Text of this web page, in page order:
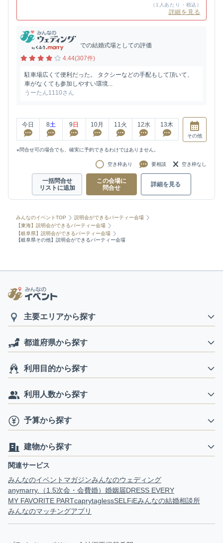
（1人あたり・税込）
詳細を見る
での結婚式場としての評価
4.44(307件)
駐車場広くて便利だった。 タクシーなどの手配もして頂いて、
車がなくても参加しやすい環境...
うーたん1110さん
今日 8土 9 日 10月 11火 12水 13木
その他
※問合せ可の場合でも、確実に予約できるわけではありません。
空き枠あり 要相談 空き枠なし
一括問合せ
リストに追加
この会場に
問合せ
詳細を見る
みんなのイベントTOP
説明会ができるパーティー会場
【東海】説明会ができるパーティー会場
【岐阜県】説明会ができるパーティー会場
【岐阜県その他】説明会ができるパーティー会場
主要エリアから探す
都道府県から探す
利用目的から探す
利用人数から探す
予算から探す
建物から探す
関連サービス
みんなのイベントマガジンみんなのウェディング
anymarry.（1.5次会・会費婚） 婚姻届DRESS EVERY
MY FAVORITE PARTcaprytaglessSELFiEみんなの結婚相談所
みんなのマッチングアプリ